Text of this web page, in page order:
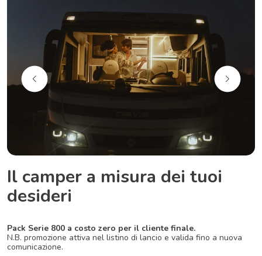
Il camper a misura dei tuoi
desideri
Pack Serie 800 a costo zero per il cliente finale.
N.B. promozione attiva nel listino di lancio e valida fino a nuova
comunicazione.